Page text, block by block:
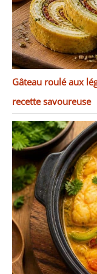
Gâteau roulé aux
recette savoureuse